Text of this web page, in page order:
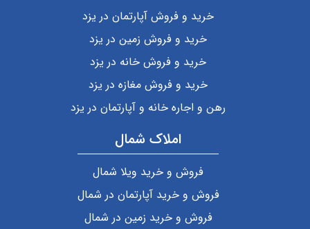
خرید و فروش آپارتمان در یزد
خرید و فروش زمین در یزد
خرید و فروش خانه در یزد
خرید و فروش مغازه در یزد
رهن و اجاره خانه و آپارتمان در یزد
املاک شمال
فروش و خرید ویلا شمال
فروش و خرید آپارتمان در شمال
فروش و خرید زمین در شمال